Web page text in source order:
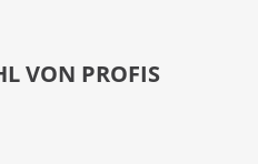
VON PROFIS